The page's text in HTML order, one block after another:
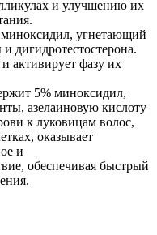
и улучшению их
миноксидил, угнетающий
дигидротестостерона.
активирует фазу их
5% миноксидил,
азелаиновую кислоту
к луковицам волос,
оказывает
и
обеспечивая быстрый